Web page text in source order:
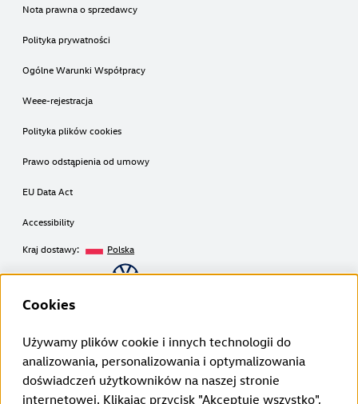
Nota prawna o sprzedawcy
Polityka prywatności
Ogólne Warunki Współpracy
Weee-rejestracja
Polityka plików cookies
Prawo odstąpienia od umowy
EU Data Act
Accessibility
Kraj dostawy: Polska
Copyright © 2026
Zastrzeżenia prawne Volkswagen Group Charging GmbH
¹ LTE
ID. Charger (1. generacja od 2020 roku):
Z funkcji LTE można korzystać wyłącznie w państwach członkowskich
Cookies
Używamy plików cookie i innych technologii do
analizowania, personalizowania i optymalizowania
doświadczeń użytkowników na naszej stronie
internetowej. Klikając przycisk "Akceptuję wszystko",